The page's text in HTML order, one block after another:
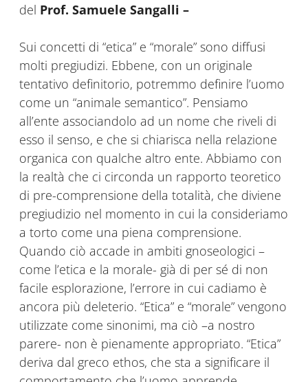
del Prof. Samuele Sangalli –
Sui concetti di “etica” e “morale” sono diffusi
molti pregiudizi. Ebbene, con un originale
tentativo definitorio, potremmo definire l’uomo
come un “animale semantico”. Pensiamo
all’ente associandolo ad un nome che riveli di
esso il senso, e che si chiarisca nella relazione
organica con qualche altro ente. Abbiamo con
la realtà che ci circonda un rapporto teoretico
di pre-comprensione della totalità, che diviene
pregiudizio nel momento in cui la consideriamo
a torto come una piena comprensione.
Quando ciò accade in ambiti gnoseologici –
come l’etica e la morale- già di per sé di non
facile esplorazione, l’errore in cui cadiamo è
ancora più deleterio. “Etica” e “morale” vengono
utilizzate come sinonimi, ma ciò –a nostro
parere- non è pienamente appropriato. “Etica”
deriva dal greco ethos, che sta a significare il